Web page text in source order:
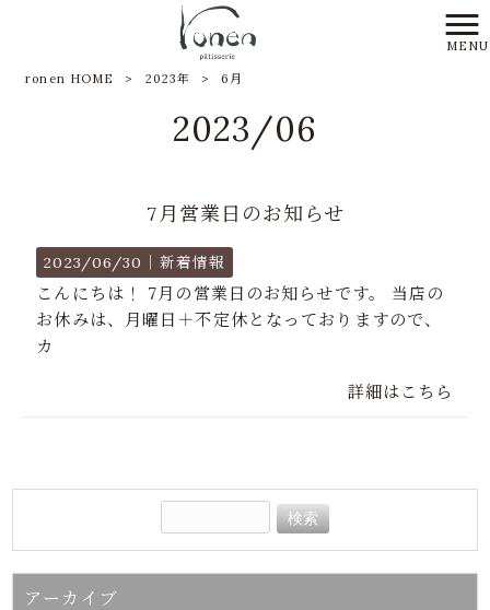
MENU
ronen HOME > 2023年 > 6月
2023/06
7月営業日のお知らせ
2023/06/30｜ 新着情報
こんにちは！ 7月の営業日のお知らせです。 当店の
お休みは、月曜日＋不定休となっておりますので、
カ
詳細はこちら
アーカイブ